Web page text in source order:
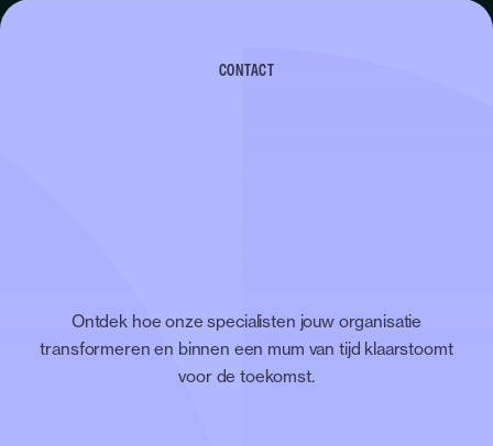
CONTACT
Ontdek hoe onze specialisten jouw organisatie
transformeren en binnen een mum van tijd klaarstoomt
voor de toekomst.